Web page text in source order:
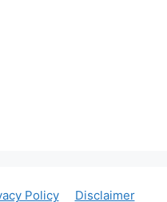
Policy Disclaimer